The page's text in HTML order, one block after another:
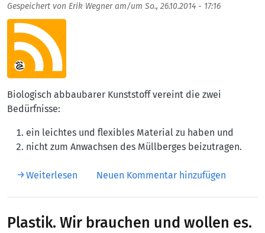
Gespeichert von Erik Wegneram/um So., 26.10.2014 - 17:16
Aufmacherbild
Biologisch abbaubarer Kunststoff vereint die zwei
Bedürfnisse:
ein leichtes und flexibles Material zu haben und
nicht zum Anwachsen des Müllberges beizutragen.
Weiterlesen über Kompostierbares Plastik
Neuen Kommentar hinzufügen
Plastik. Wir brauchen und wollen es.